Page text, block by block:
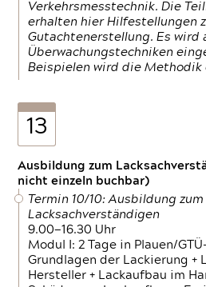
Verkehrsmesstechnik. Die
erhalten hier Hilfestellungen
Gutachtenerstellung. Es wird
Überwachungstechniken
Beispielen wird die
13
Ausbildung zum
nicht einzeln buchbar)
Termin 10/10: Ausbildung zum
Lacksachverständigen
9.00—16.30 Uhr
Modul I: 2 Tage in Plauen/
Grundlagen der Lackierung +
Hersteller + Lackaufbau im